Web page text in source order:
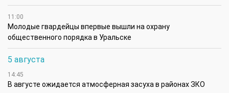
11:00
Молодые гвардейцы впервые вышли на охрану
общественного порядка в Уральске
5 августа
14:45
В августе ожидается атмосферная засуха в районах ЗКО